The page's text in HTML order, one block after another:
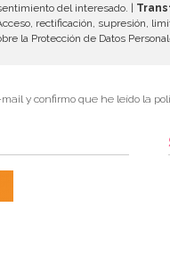
del interesado. |
rectificación, supresión,
la Protección de Datos
y confirmo que he leído la